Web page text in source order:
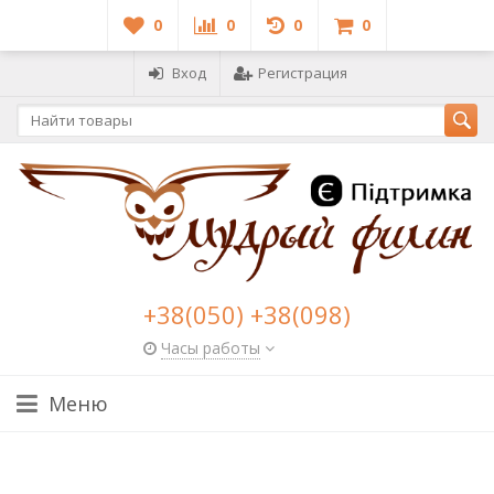
0 0 0 0
Вход Регистрация
+38(050) +38(098)
Часы работы
Меню